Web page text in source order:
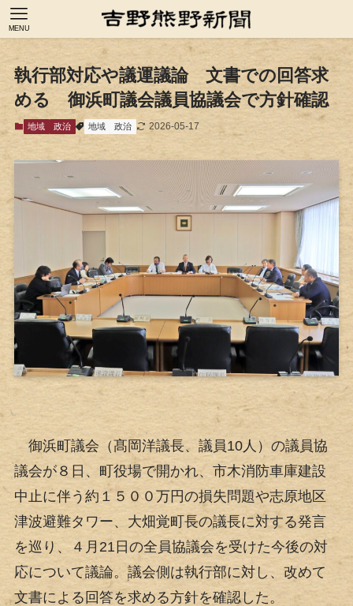
MENU
執行部対応や議運議論 文書での回答求
める 御浜町議会議員協議会で方針確認
地域 政治 地域 政治 2026-05-17
御浜町議会（髙岡洋議長、議員10人）の議員協
議会が８日、町役場で開かれ、市木消防車庫建設
中止に伴う約１５００万円の損失問題や志原地区
津波避難タワー、大畑覚町長の議長に対する発言
を巡り、４月21日の全員協議会を受けた今後の対
応について議論。議会側は執行部に対し、改めて
文書による回答を求める方針を確認した。